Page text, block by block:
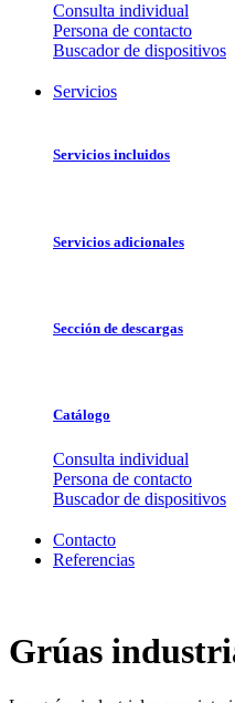
Consulta individual
Persona de contacto
Buscador de dispositivos
Servicios
Servicios incluidos
Servicios adicionales
Sección de descargas
Catálogo
Consulta individual
Persona de contacto
Buscador de dispositivos
Contacto
Referencias
Grúas